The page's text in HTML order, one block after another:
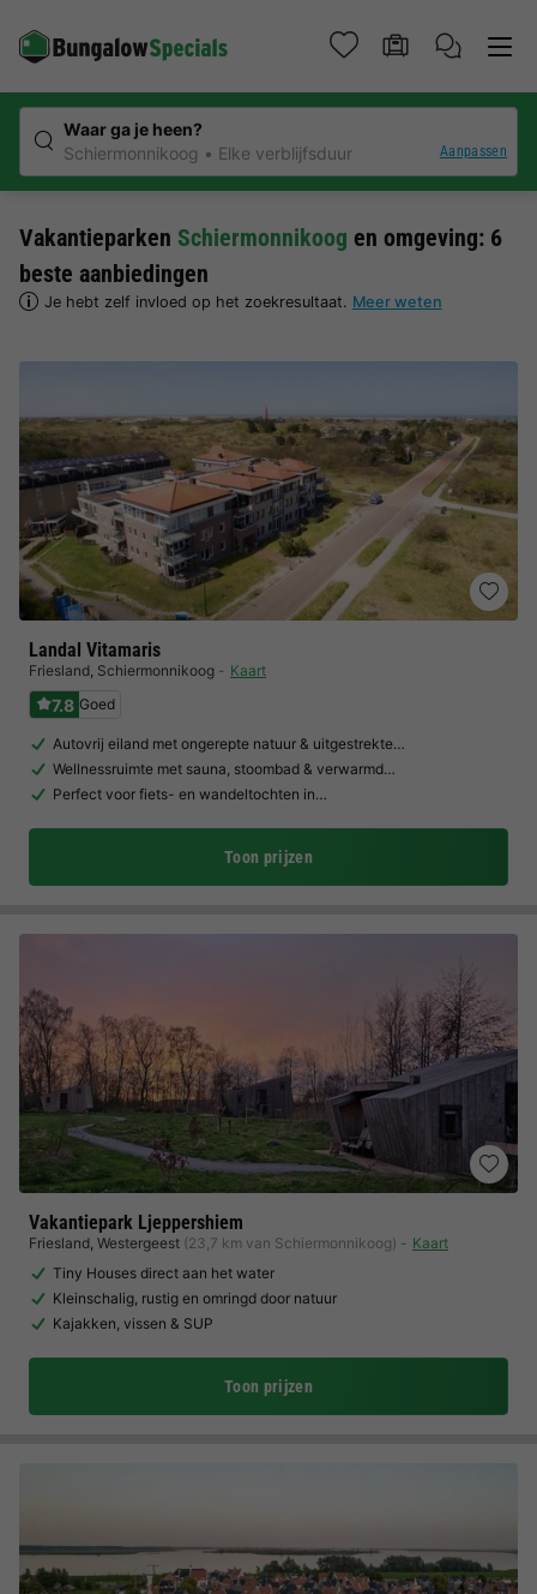
Waar ga je heen?
Schiermonnikoog
Elke verblijfsduur Aanpassen
Vakantieparken Schiermonnikoog en omgeving: 6
beste aanbiedingen
Je hebt zelf invloed op het zoekresultaat. Meer weten
Landal Vitamaris
Friesland, Schiermonnikoog Kaart
7.8 Goed
Autovrij eiland met ongerepte natuur & uitgestrekte…
Wellnessruimte met sauna, stoombad & verwarmd…
Perfect voor fiets- en wandeltochten in…
Toon prijzen
Vakantiepark Ljeppershiem
Friesland, Westergeest (23,7 km van Schiermonnikoog)
Kaart
Tiny Houses direct aan het water
Kleinschalig, rustig en omringd door natuur
Kajakken, vissen & SUP
Toon prijzen